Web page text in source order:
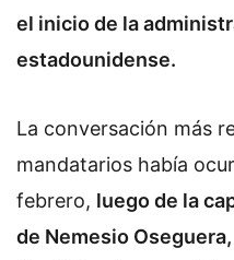
el inicio de la
estadounidense.
La conversación más
mandatarios había
febrero, luego de la
de Nemesio Oseguera,